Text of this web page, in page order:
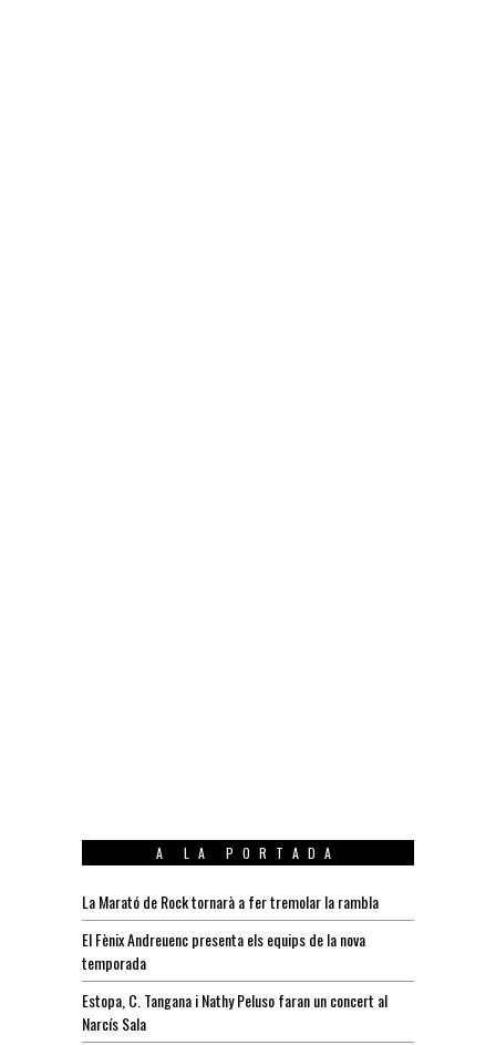
A LA PORTADA
La Marató de Rock tornarà a fer tremolar la rambla
El Fènix Andreuenc presenta els equips de la nova
temporada
Estopa, C. Tangana i Nathy Peluso faran un concert al
Narcís Sala